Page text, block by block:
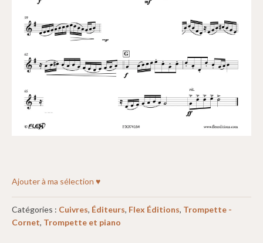
Ajouter à ma sélection ♥
Catégories : Cuivres, Éditeurs, Flex Éditions, Trompette -
Cornet, Trompette et piano